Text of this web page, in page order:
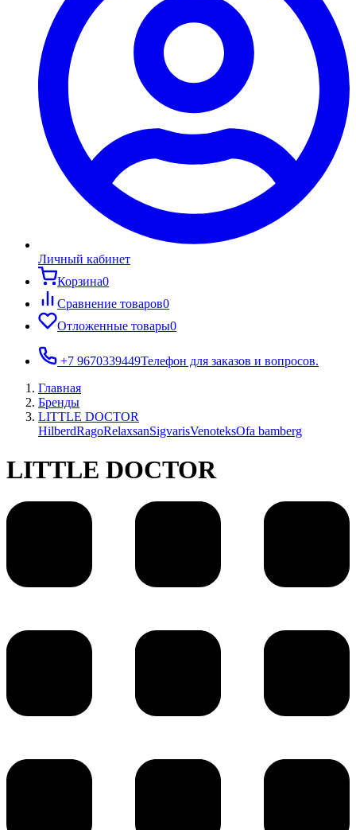
Личный кабинет
Корзина0
Сравнение товаров0
Отложенные товары0
+7 9670339449Телефон для заказов и вопросов.
Главная
Бренды
LITTLE DOCTOR
HilberdRagoRelaxsanSigvarisVenoteksOfa bamberg
LITTLE DOCTOR